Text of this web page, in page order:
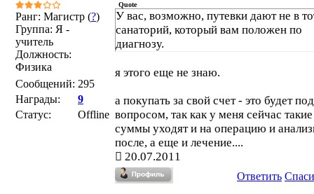
Ранг: Магистр (?)
Группа: Я -
учитель
Должность:
Физика
Сообщений: 295
Награды:
9
Статус:
Offline
Quote
У вас, возможно, путевки дают не в
санаторий, который вам положен по
диагнозу.
я этого еще не знаю.
а покупать за свой счет - это будет под
вопросом, так как у меня сейчас такие
суммы уходят и на операцию и
после, а еще и лечение....
20.07.2011
Ответить